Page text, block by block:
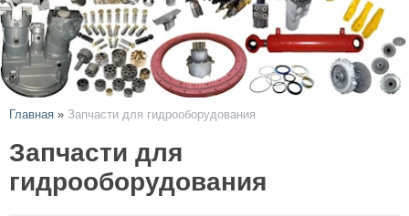
Главная » Запчасти для гидрооборудования
Запчасти для
гидрооборудования